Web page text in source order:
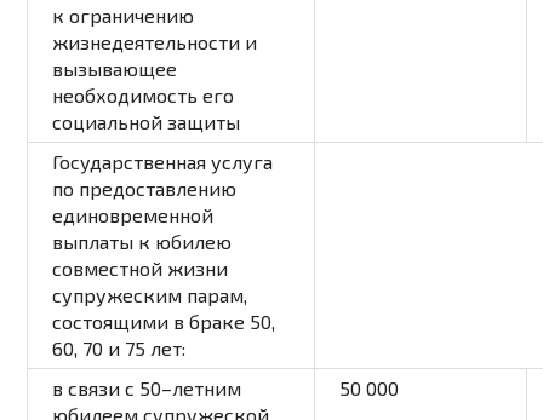
к ограничению
жизнедеятельности и
вызывающее
необходимость его
социальной защиты
Государственная услуга
по предоставлению
единовременной
выплаты к юбилею
совместной жизни
супружеским парам,
состоящими в браке 50,
60, 70 и 75 лет:
в связи с 50–летним
юбилеем супружеской
50 000